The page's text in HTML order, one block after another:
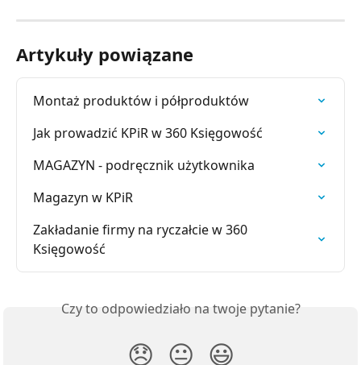
Artykuły powiązane
Montaż produktów i półproduktów
Jak prowadzić KPiR w 360 Księgowość
MAGAZYN - podręcznik użytkownika
Magazyn w KPiR
Zakładanie firmy na ryczałcie w 360
Księgowość
Czy to odpowiedziało na twoje pytanie?
😞 😐 😃